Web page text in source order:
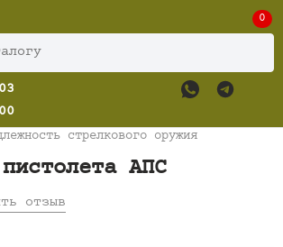
0
стрелкового оружия
АПС
отзыв